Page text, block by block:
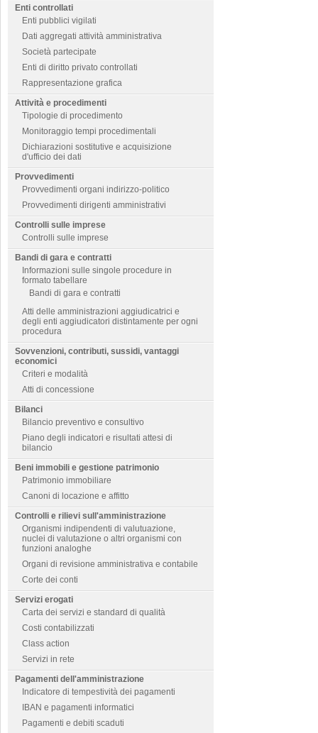
Enti controllati
Enti pubblici vigilati
Dati aggregati attività amministrativa
Società partecipate
Enti di diritto privato controllati
Rappresentazione grafica
Attività e procedimenti
Tipologie di procedimento
Monitoraggio tempi procedimentali
Dichiarazioni sostitutive e acquisizione
d'ufficio dei dati
Provvedimenti
Provvedimenti organi indirizzo-politico
Provvedimenti dirigenti amministrativi
Controlli sulle imprese
Controlli sulle imprese
Bandi di gara e contratti
Informazioni sulle singole procedure in
formato tabellare
Bandi di gara e contratti
Atti delle amministrazioni aggiudicatrici e
degli enti aggiudicatori distintamente per ogni
procedura
Sovvenzioni, contributi, sussidi, vantaggi
economici
Criteri e modalità
Atti di concessione
Bilanci
Bilancio preventivo e consultivo
Piano degli indicatori e risultati attesi di
bilancio
Beni immobili e gestione patrimonio
Patrimonio immobiliare
Canoni di locazione e affitto
Controlli e rilievi sull'amministrazione
Organismi indipendenti di valutuazione,
nuclei di valutazione o altri organismi con
funzioni analoghe
Organi di revisione amministrativa e contabile
Corte dei conti
Servizi erogati
Carta dei servizi e standard di qualità
Costi contabilizzati
Class action
Servizi in rete
Pagamenti dell'amministrazione
Indicatore di tempestività dei pagamenti
IBAN e pagamenti informatici
Pagamenti e debiti scaduti